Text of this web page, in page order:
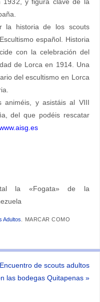
1932, y figura clave de la
la historia de los scouts
español. Historia
con la celebración del
de Lorca en 1914. Una
del escultismo en Lorca
y asistáis al VIII
del que podéis rescatar
la «Fogata» de la
Adultos MARCAR COMO
Encuentro de scouts adultos
las bodegas Quitapenas »